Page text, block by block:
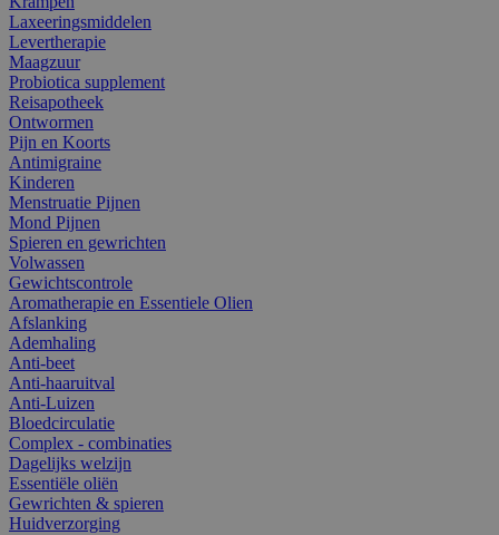
Laxeeringsmiddelen
Levertherapie
Maagzuur
Probiotica supplement
Reisapotheek
Ontwormen
Pijn en Koorts
Antimigraine
Kinderen
Menstruatie Pijnen
Mond Pijnen
Spieren en gewrichten
Volwassen
Gewichtscontrole
Aromatherapie en Essentiele Olien
Afslanking
Ademhaling
Anti-beet
Anti-haaruitval
Anti-Luizen
Bloedcirculatie
Complex - combinaties
Dagelijks welzijn
Essentiële oliën
Gewrichten & spieren
Huidverzorging